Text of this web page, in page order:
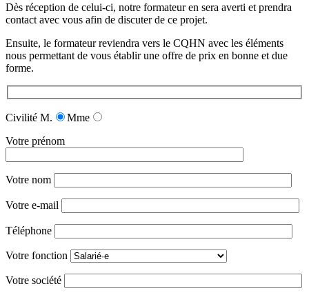
Dès réception de celui-ci, notre formateur en sera averti et prendra
contact avec vous afin de discuter de ce projet.
Ensuite, le formateur reviendra vers le CQHN avec les éléments
nous permettant de vous établir une offre de prix en bonne et due
forme.
Civilité M.
Mme
Votre prénom
Votre nom
Votre e-mail
Téléphone
Votre fonction
Votre société